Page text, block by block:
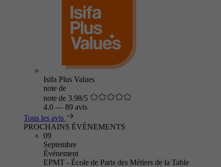
Isifa Plus Values
note de
note de 3.98/5
4.0 — 89 avis
Tous les avis
PROCHAINS ÉVÈNEMENTS
09
Septembre
Événement
EPMT - École de Paris des Métiers de la Table